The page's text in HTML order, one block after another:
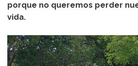
porque no queremos perder
vida.